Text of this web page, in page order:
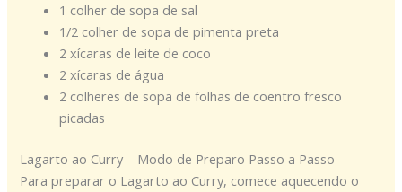
1 colher de sopa de sal
1/2 colher de sopa de pimenta preta
2 xícaras de leite de coco
2 xícaras de água
2 colheres de sopa de folhas de coentro fresco
picadas
Lagarto ao Curry – Modo de Preparo Passo a Passo
Para preparar o Lagarto ao Curry, comece aquecendo o